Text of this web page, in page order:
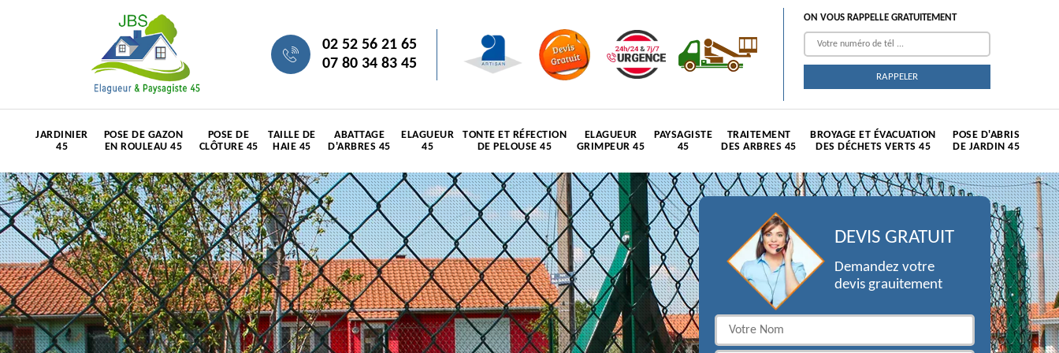
02 52 56 21 65
07 80 34 83 45
ON VOUS RAPPELLE GRATUITEMENT
JARDINIER
45
POSE DE GAZON
EN ROULEAU 45
POSE DE
CLÔTURE 45
TAILLE DE
HAIE 45
ABATTAGE
D'ARBRES 45
ELAGUEUR
45
TONTE ET RÉFECTION
DE PELOUSE 45
ELAGUEUR
GRIMPEUR 45
PAYSAGISTE
45
TRAITEMENT
DES ARBRES 45
BROYAGE ET ÉVACUATION
DES DÉCHETS VERTS 45
POSE D'ABRIS
DE JARDIN 45
DEVIS GRATUIT
Demandez votre
devis grauitement